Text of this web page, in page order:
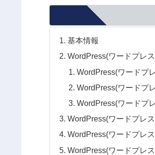
基本情報
WordPress(ワードプレ
WordPress(ワードプ
WordPress(ワードプ
WordPress(ワードプ
WordPress(ワードプレ
WordPress(ワードプレ
WordPress(ワードプレ